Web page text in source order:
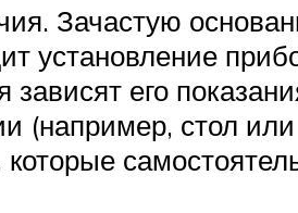
Зачастую
установление
зависят его
(например, стол